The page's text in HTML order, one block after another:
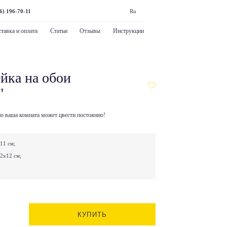
196-70-11 Ru
и оплата Статьи Отзывы Инструкции
на обои
ваша комната может цвести постоянно!
см;
см;
КУПИТЬ